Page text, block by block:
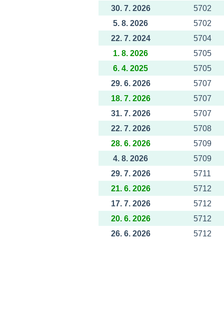
30. 7. 2026
5702
5. 8. 2026
5702
22. 7. 2024
5704
1. 8. 2026
5705
6. 4. 2025
5705
29. 6. 2026
5707
18. 7. 2026
5707
31. 7. 2026
5707
22. 7. 2026
5708
28. 6. 2026
5709
4. 8. 2026
5709
29. 7. 2026
5711
21. 6. 2026
5712
17. 7. 2026
5712
20. 6. 2026
5712
26. 6. 2026
5712